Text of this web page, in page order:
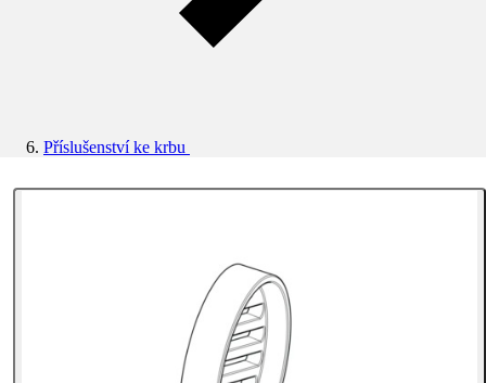
Příslušenství ke krbu